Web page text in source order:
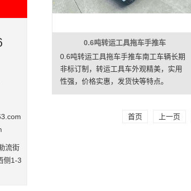
流街
侧1-3
0.6吨转运工具拖车手推车
0.6吨转运工具拖车手推车南工车辆长期
非标订制，转运工具车外观精美，实用
性强，价格实惠，发货快等特点。
首页 上一页